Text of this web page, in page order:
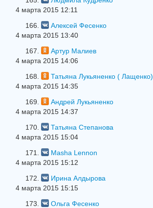
4 марта 2015 12:11
166.
Алексей Фесенко
4 марта 2015 13:40
167.
Артур Малиев
4 марта 2015 14:06
168.
Татьяна Лукьяненко ( Лащенко)
4 марта 2015 14:35
169.
Андрей Лукьяненко
4 марта 2015 14:37
170.
Татьяна Степанова
4 марта 2015 15:04
171.
Masha Lennon
4 марта 2015 15:12
172.
Ирина Алдырова
4 марта 2015 15:15
173.
Ольга Фесенко